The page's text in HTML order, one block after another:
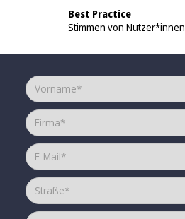
Best Practice
Stimmen von Nutzer*innen